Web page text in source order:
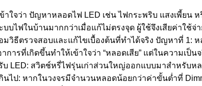
ใจว่า ปัญหาหลอดไฟ LED เช่น ไฟกระพริบ แสงเพี้ยน
บไฟในบ้านมากกว่าเมื่อแก้ไม่ตรงจุด ผู้ใช้จึงเสียค่าใช้
ธีตรวจสอบและแก้ไขเบื้องต้นที่ทำได้จริง ปัญหาที่ 1:
ารที่เกิดขึ้นทำให้เข้าใจว่า “หลอดเสีย” แต่ในความเป็
บ LED: สวิตช์หรี่ไฟรุ่นเก่าส่วนใหญ่ออกแบบมาสำหรับ
นไป: หากในวงจรมีจำนวนหลอดน้อยกว่าค่าขั้นต่ำที่